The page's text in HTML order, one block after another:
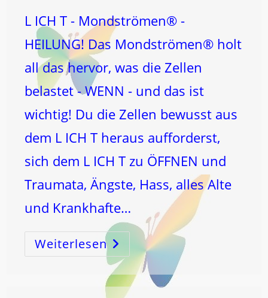
L ICH T - Mondströmen® -
HEILUNG! Das Mondströmen® holt
all das hervor, was die Zellen
belastet - WENN - und das ist
wichtig! Du die Zellen bewusst aus
dem L ICH T heraus aufforderst,
sich dem L ICH T zu ÖFFNEN und
Traumata, Ängste, Hass, alles Alte
und Krankhafte…
WeiterlesenICH
T
–
Mondströmen®
–
HEILUNG!